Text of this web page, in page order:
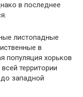
в последнее
листопадные
в
популяция хорьков
территории
западной